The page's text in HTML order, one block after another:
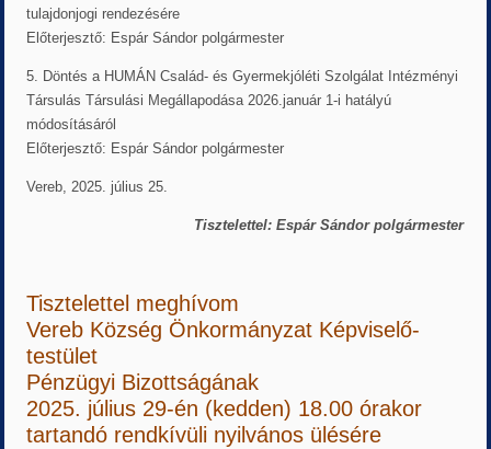
tulajdonjogi rendezésére
Előterjesztő: Espár Sándor polgármester
5. Döntés a HUMÁN Család- és Gyermekjóléti Szolgálat Intézményi
Társulás Társulási Megállapodása 2026.január 1-i hatályú
módosításáról
Előterjesztő: Espár Sándor polgármester
Vereb, 2025. július 25.
Tisztelettel: Espár Sándor polgármester
Tisztelettel meghívom
Vereb Község Önkormányzat Képviselő-
testület
Pénzügyi Bizottságának
2025. július 29-én (kedden) 18.00 órakor
tartandó rendkívüli nyilvános ülésére